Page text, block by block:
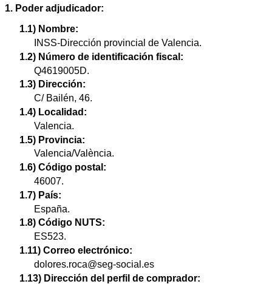
1. Poder adjudicador:
1.1) Nombre:
INSS-Dirección provincial de Valencia.
1.2) Número de identificación fiscal:
Q4619005D.
1.3) Dirección:
C/ Bailén, 46.
1.4) Localidad:
Valencia.
1.5) Provincia:
Valencia/València.
1.6) Código postal:
46007.
1.7) País:
España.
1.8) Código NUTS:
ES523.
1.11) Correo electrónico:
dolores.roca@seg-social.es
1.13) Dirección del perfil de comprador: